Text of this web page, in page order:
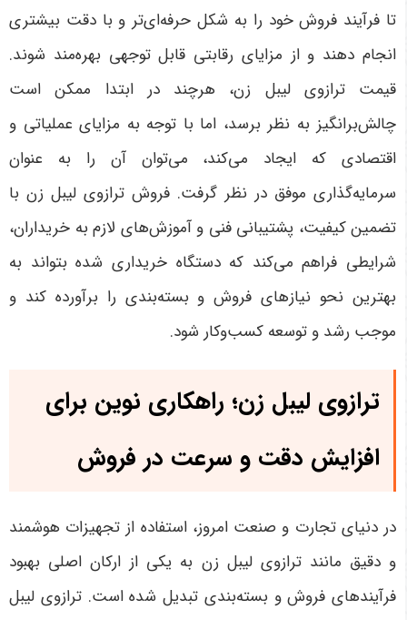
تا فرآیند فروش خود را به شکل حرفه‌ای‌تر و با دقت بیشتری
انجام دهند و از مزایای رقابتی قابل توجهی بهره‌مند شوند.
قیمت ترازوی لیبل زن، هرچند در ابتدا ممکن است
چالش‌برانگیز به نظر برسد، اما با توجه به مزایای عملیاتی و
اقتصادی که ایجاد می‌کند، می‌توان آن را به عنوان
سرمایه‌گذاری موفق در نظر گرفت. فروش ترازوی لیبل زن با
تضمین کیفیت، پشتیبانی فنی و آموزش‌های لازم به خریداران،
شرایطی فراهم می‌کند که دستگاه خریداری شده بتواند به
بهترین نحو نیازهای فروش و بسته‌بندی را برآورده کند و
موجب رشد و توسعه کسب‌وکار شود.
ترازوی لیبل زن؛ راهکاری نوین برای
افزایش دقت و سرعت در فروش
در دنیای تجارت و صنعت امروز، استفاده از تجهیزات هوشمند
و دقیق مانند ترازوی لیبل زن به یکی از ارکان اصلی بهبود
فرآیندهای فروش و بسته‌بندی تبدیل شده است. ترازوی لیبل